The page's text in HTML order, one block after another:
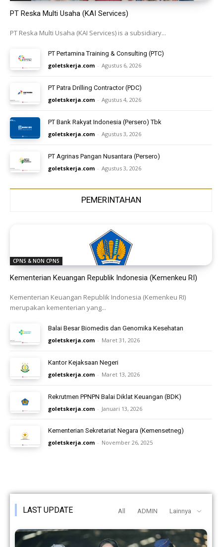
PT Reska Multi Usaha (KAI Services)
PT Reska Multi Usaha (KAI Services) is a subsidiary...
PT Pertamina Training & Consulting (PTC)
goletskerja.com - Agustus 6, 2026
PT Patra Drilling Contractor (PDC)
goletskerja.com - Agustus 4, 2026
PT Bank Rakyat Indonesia (Persero) Tbk
goletskerja.com - Agustus 3, 2026
PT Agrinas Pangan Nusantara (Persero)
goletskerja.com - Agustus 3, 2026
PEMERINTAHAN
CPNS & NON CPNS
Kementerian Keuangan Republik Indonesia (Kemenkeu RI)
Kementerian Keuangan Republik Indonesia (Kemenkeu RI)
merupakan kementerian yang...
Balai Besar Biomedis dan Genomika Kesehatan
goletskerja.com - Maret 31, 2026
Kantor Kejaksaan Negeri
goletskerja.com - Maret 13, 2026
Rekrutmen PPNPN Balai Diklat Keuangan (BDK)
goletskerja.com - Januari 13, 2026
Kementerian Sekretariat Negara (Kemensetneg)
goletskerja.com - November 26, 2025
LAST UPDATE All ADMIN Lainnya